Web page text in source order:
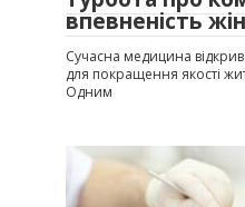
впевненість
Сучасна медицина
для покращення якості
Одним